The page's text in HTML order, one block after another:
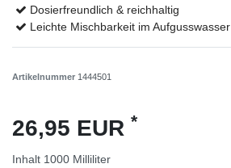
Dosierfreundlich & reichhaltig
Leichte Mischbarkeit im Aufgusswasser
Artikelnummer 1444501
26,95 EUR *
Inhalt 1000 Milliliter